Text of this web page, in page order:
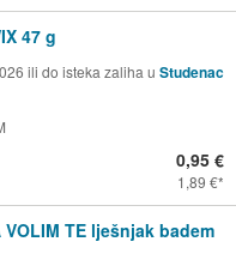
47 g
ili do isteka zaliha u Studenac
0,95 €
1,89 €
TE lješnjak badem